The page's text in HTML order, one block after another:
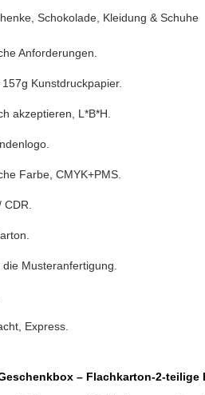
Schokolade, Kleidung & Schuhe
Anforderungen.
Kunstdruckpapier.
akzeptieren, L*B*H.
Farbe, CMYK+PMS.
Musteranfertigung.
Express.
– Flachkarton-2-